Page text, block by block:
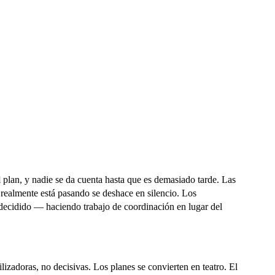
y nadie se da cuenta hasta que es demasiado tarde. Las
está pasando se deshace en silencio. Los
— haciendo trabajo de coordinación en lugar del
no decisivas. Los planes se convierten en teatro. El